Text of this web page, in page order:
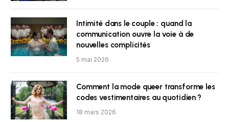
Intimité dans le couple : quand la
communication ouvre la voie à de
nouvelles complicités
5 mai 2026
Comment la mode queer transforme les
codes vestimentaires au quotidien ?
18 mars 2026